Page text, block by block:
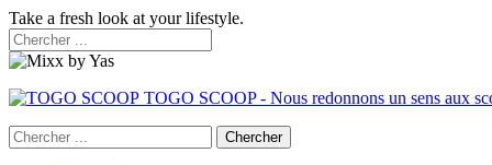
Take a fresh look at your lifestyle.
TOGO SCOOP - Nous redonnons un sens aux